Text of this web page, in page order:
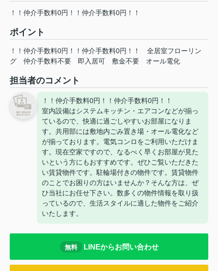
！！仲介手数料0円！！仲介手数料0円！！
ポイント
！！仲介手数料0円！！仲介手数料0円！！
全居室フローリン
グ
仲介手数料不要 即入居可 敷金不要 オール電化
担当者のコメント
！！仲介手数料0円！！仲介手数料0円！！
室内設備はシステムキッチン・エアコンなどが揃っ
ているので、快適に過ごしやすいお部屋になりま
す。共用部には敷地内ごみ置き場・オール電化など
が揃っております。電気コンロをご利用いただけま
す。現在空家ですので、なるべく早くお部屋が見た
いという方にもおすすめです。ぜひご覧いただきた
い賃貸物件です。駐輪場付きの物件です。賃貸物件
のことでお困りの方はいませんか？そんな方は、ぜ
ひ当社にお任せ下さい。数多くの物件情報を取り扱
っているので、生活スタイルに適した物件をご紹介
いたします。
無料 LINEからお問い合わせ